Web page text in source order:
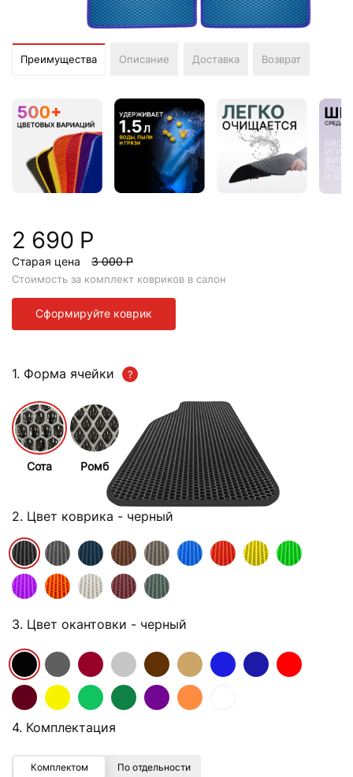
Преимущества Описание Доставка Возврат
2 690 Р
Старая цена 3 000 Р
Стоимость за комплект ковриков в салон
Сформируйте коврик
1. Форма ячейки
Сота Ромб
2. Цвет коврика - черный
3. Цвет окантовки - черный
4. Комплектация
Комплектом По отдельности